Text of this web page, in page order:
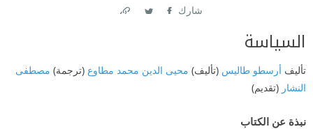
شارك
السياسة
تأليف أرسطو طاليس (تأليف) محيى الدين محمد مطاوع (ترجمة) مصطفى
النشار (تقديم)
نبذة عن الكتاب